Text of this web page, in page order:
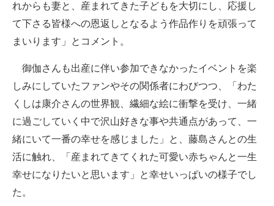
ビジネスと働き方のヒント
AI活用のいまが分かる
企業ITのトレンドを詳説
経営リーダーのコミュニティ
マーケ×ITの今がよく分かる
ITエンジニア向け専門サイト
企業向けIT製品の総合サイト
れからも妻と、産まれてきた子どもを大切にし、応援し
て下さる皆様への恩返しとなるよう作品作りを頑張って
まいります」とコメント。
御伽さんも出産に伴い参加できなかったイベントを楽
しみにしていたファンやその関係者にわびつつ、「わた
くしは康介さんの世界観、繊細な絵に衝撃を受け、一緒
に過ごしていく中で沢山好きな事や共通点があって、一
緒にいて一番の幸せを感じました」と、藤島さんとの生
活に触れ、「産まれてきてくれた可愛い赤ちゃんと一生
幸せになりたいと思います」と幸せいっぱいの様子でし
た。